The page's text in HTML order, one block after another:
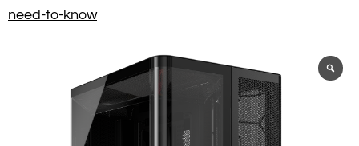
need-to-know